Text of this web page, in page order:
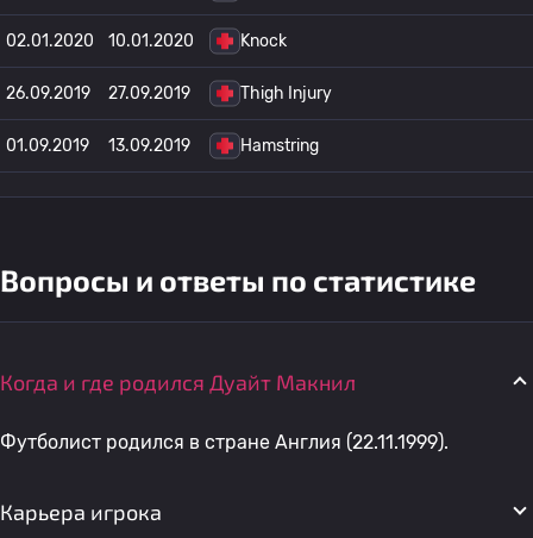
02.01.2020 10.01.2020 Knock
26.09.2019 27.09.2019 Thigh Injury
01.09.2019 13.09.2019 Hamstring
Вопросы и ответы по статистике
Когда и где родился Дуайт Макнил
Футболист родился в стране Англия (22.11.1999).
Карьера игрока